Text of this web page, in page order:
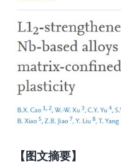
【图文摘要】